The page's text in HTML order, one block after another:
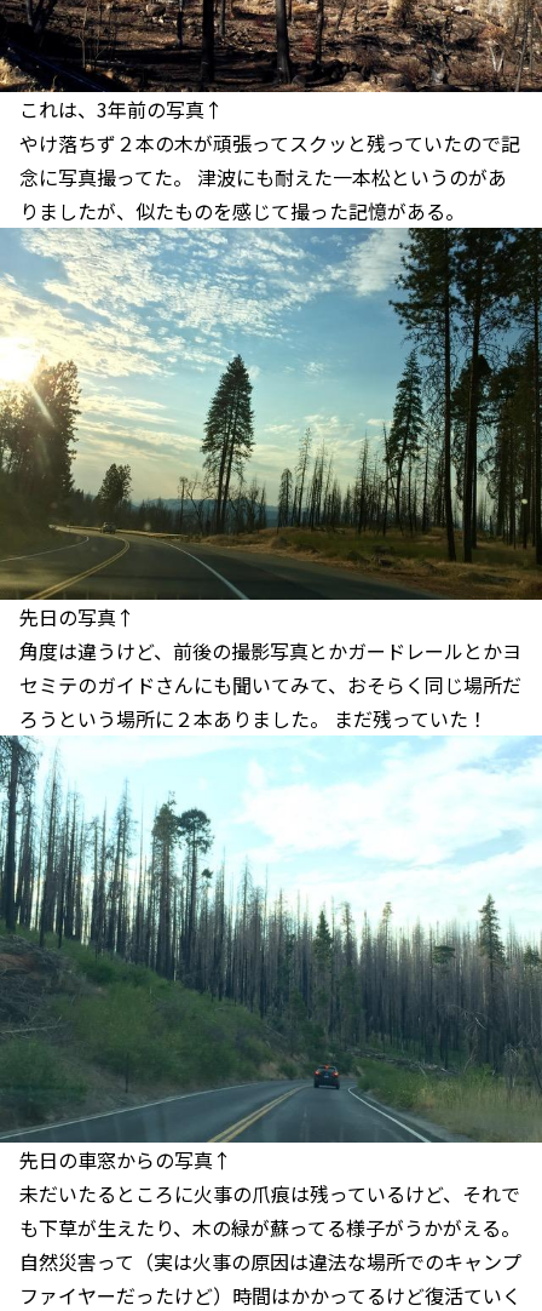
これは、3年前の写真↑
やけ落ちず２本の木が頑張ってスクッと残っていたので記
念に写真撮ってた。 津波にも耐えた一本松というのがあ
りましたが、似たものを感じて撮った記憶がある。
先日の写真↑
角度は違うけど、前後の撮影写真とかガードレールとかヨ
セミテのガイドさんにも聞いてみて、おそらく同じ場所だ
ろうという場所に２本ありました。 まだ残っていた！
先日の車窓からの写真↑
未だいたるところに火事の爪痕は残っているけど、それで
も下草が生えたり、木の緑が蘇ってる様子がうかがえる。
自然災害って（実は火事の原因は違法な場所でのキャンプ
ファイヤーだったけど）時間はかかってるけど復活ていく